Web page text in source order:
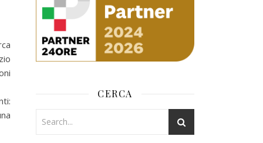
CERCA